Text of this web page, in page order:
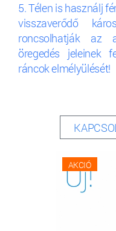
5. Télen is használj
visszaverődő
roncsolhatják az
öregedés jeleinek
ráncok elmélyülését!
AKCIÓ